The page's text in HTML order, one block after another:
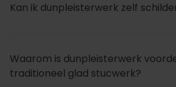
Kan ik dunpleisterwerk zelf
Waarom is dunpleisterwerk
traditioneel glad stucwerk?